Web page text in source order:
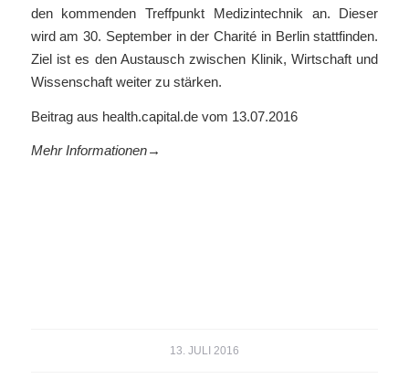
den kommenden Treffpunkt Medizintechnik an. Dieser
wird am 30. September in der Charité in Berlin stattfinden.
Ziel ist es den Austausch zwischen Klinik, Wirtschaft und
Wissenschaft weiter zu stärken.
Beitrag aus health.capital.de vom 13.07.2016
Mehr Informationen→
13. JULI 2016